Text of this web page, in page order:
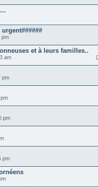
pm
et à leurs familles..
am
pm
pm
pm